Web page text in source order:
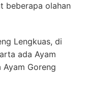
beberapa olahan
Lengkuas, di
ada Ayam
Ayam Goreng